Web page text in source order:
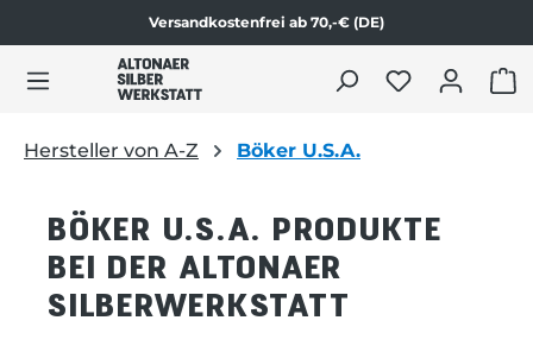
Versandkostenfrei ab 70,-€ (DE)
Hersteller von A-Z Böker U.S.A.
BÖKER U.S.A. PRODUKTE
BEI DER ALTONAER
SILBERWERKSTATT